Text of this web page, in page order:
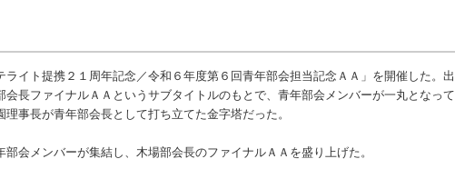
イト提携２１周年記念／令和６年度第６回青年部会担当記念ＡＡ」を開催した。
長ファイナルＡＡというサブタイトルのもとで、青年部会メンバーが一丸となっ
事長が青年部会長として打ち立てた金字塔だった。
会メンバーが集結し、木場部会長のファイナルＡＡを盛り上げた。